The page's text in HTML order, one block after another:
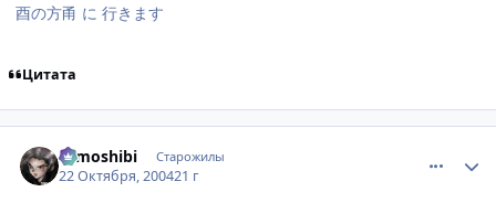
酉の方甬 に 行きます
Цитата
tomoshibi Старожилы
22 Октября, 200421 г